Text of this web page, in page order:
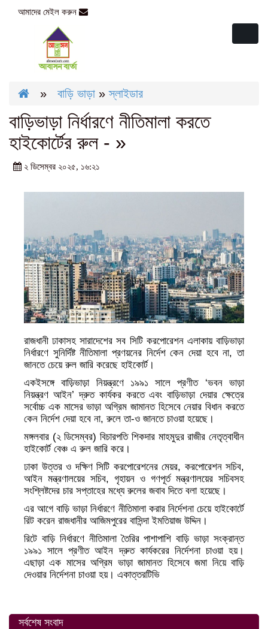
আমাদের মেইল করুন
» বাড়ি ভাড়া »স্লাইডার
বাড়িভাড়া নির্ধারণে নীতিমালা করতে
হাইকোর্টের রুল - »
২ ডিসেম্বর ২০২৫, ১৬:২১
রাজধানী ঢাকাসহ সারাদেশের সব সিটি করপোরেশন এলাকায় বাড়িভাড়া
নির্ধারণে সুনির্দিষ্ট নীতিমালা প্রণয়নের নির্দেশ কেন দেয়া হবে না, তা
জানতে চেয়ে রুল জারি করেছে হাইকোর্ট।
একইসঙ্গে বাড়িভাড়া নিয়ন্ত্রণে ১৯৯১ সালে প্রণীত ‘ভবন ভাড়া
নিয়ন্ত্রণ আইন’ দ্রুত কার্যকর করতে এবং বাড়িভাড়া দেয়ার ক্ষেত্রে
সর্বোচ্চ এক মাসের ভাড়া অগ্রিম জামানত হিসেবে নেয়ার বিধান করতে
কেন নির্দেশ দেয়া হবে না, রুলে তা-ও জানতে চাওয়া হয়েছে।
মঙ্গলবার (২ ডিসেম্বর) বিচারপতি শিকদার মাহমুদুর রাজীর নেতৃত্বাধীন
হাইকোর্ট বেঞ্চ এ রুল জারি করে।
ঢাকা উত্তর ও দক্ষিণ সিটি করপোরেশনের মেয়র, করপোরেশন সচিব,
আইন মন্ত্রণালয়ের সচিব, গৃহায়ন ও গণপূর্ত মন্ত্রণালয়ের সচিবসহ
সংশ্লিষ্টদের চার সপ্তাহের মধ্যে রুলের জবাব দিতে বলা হয়েছে।
এর আগে বাড়ি ভাড়া নির্ধারণে নীতিমালা করার নির্দেশনা চেয়ে হাইকোর্টে
রিট করেন রাজধানীর আজিমপুরের বাসিন্দা ইমতিয়াজ উদ্দিন।
রিটে বাড়ি নির্ধারণে নীতিমালা তৈরির পাশাপাশি বাড়ি ভাড়া সংক্রান্ত
১৯৯১ সালে প্রণীত আইন দ্রুত কার্যকরের নির্দেশনা চাওয়া হয়।
এছাড়া এক মাসের অগ্রিম ভাড়া জামানত হিসেবে জমা নিয়ে বাড়ি
দেওয়ার নির্দেশনা চাওয়া হয়। একাত্তরটিভি
সর্বশেষ সংবাদ